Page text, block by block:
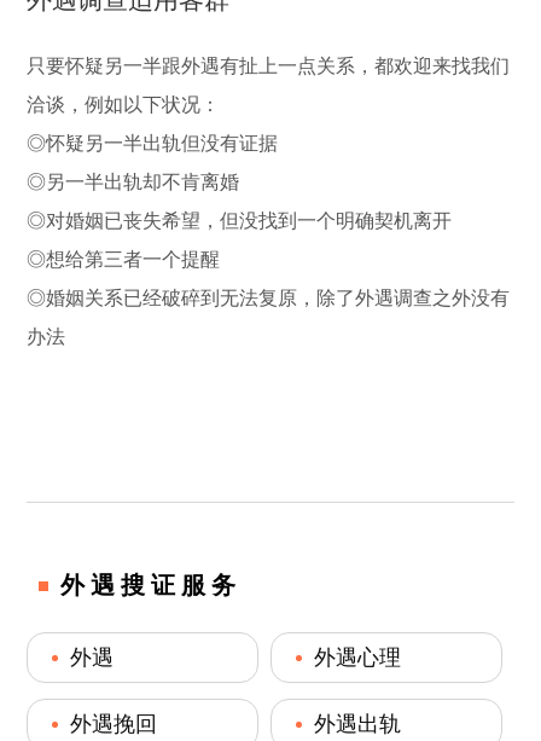
只要怀疑另一半跟外遇有扯上一点关系，都欢迎来找我们
洽谈，例如以下状况：
◎怀疑另一半出轨但没有证据
◎另一半出轨却不肯离婚
◎对婚姻已丧失希望，但没找到一个明确契机离开
◎想给第三者一个提醒
◎婚姻关系已经破碎到无法复原，除了外遇调查之外没有
办法
外遇搜证服务
外遇 外遇心理
外遇挽回 外遇出轨